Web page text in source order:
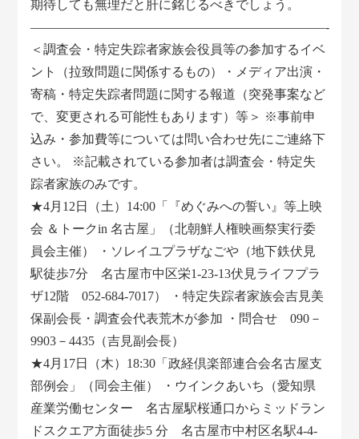
期待しても無理だと肝に銘じるべきでしょう。
―――――――――――――――――――――――-
＜調査会・特定失踪者家族会役員等の参加するイベ
ント（拉致問題に関係するもの）・メディア出演・
寄稿・特定失踪者問題に関する報道（突発事案など
で、変更される可能性もあります）等＞ ※事前申
込み・参加費等については問い合わせ先にご連絡下
さい。 ※記載されている参加者は調査会・特定失
踪者家族のみです。
★4月12日（土）14:00「『めぐみへの誓い』等上映
会 ＆トークin 名古屋」（北朝鮮人権映画祭実行委
員会主催） ・ソレイユプラザなごや（地下鉄伏見
駅徒歩7分 名古屋市中区栄1-23-13伏見ライフプラ
ザ12階 052-684-7017） ・特定失踪者家族会吉見美
保副会長・調査会代表荒木が参加 ・問合せ 090－
9903－4435（吉見副会長）
★4月17日（木）18:30「政経倶楽部連合会名古屋支
部例会」（同会主催） ・ウインクあいち（愛知県
産業労働センター 名古屋駅桜通口からミッドラン
ドスクエア方面徒歩5 分 名古屋市中村区名駅4-4-